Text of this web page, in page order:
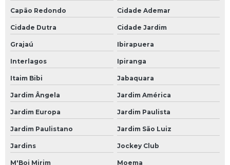
Capão Redondo Cidade Ademar
Cidade Dutra Cidade Jardim
Grajaú Ibirapuera
Interlagos Ipiranga
Itaim Bibi Jabaquara
Jardim Ângela Jardim América
Jardim Europa Jardim Paulista
Jardim Paulistano Jardim São Luiz
Jardins Jockey Club
M'Boi Mirim Moema